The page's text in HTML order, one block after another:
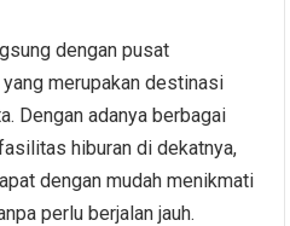
dengan pusat
merupakan destinasi
Dengan adanya berbagai
hiburan di dekatnya,
dengan mudah menikmati
perlu berjalan jauh.